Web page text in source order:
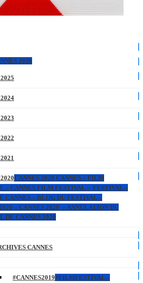
2026
CANNES 2020 CANNES – FILM
– CANNES FILM FESTIVAL – FESTIVAL –
CANNES – BLOG DU FESTIVAL –
– CANNES 2020 – ANNULATION DU
DE CANNES 2020
CANNES
#CANNES2019#FILMFESTIVAL –